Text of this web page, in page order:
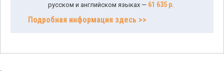
русском и английском языках — 61 635 р.
Подробная информация здесь >>